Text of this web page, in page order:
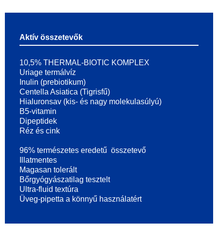
Aktív összetevők
10,5% THERMAL-BIOTIC KOMPLEX
Uriage termálvíz
Inulin (prebiotikum)
Centella Asiatica (Tigrisfű)
Hialuronsav (kis- és nagy molekulasúlyú)
B5-vitamin
Dipeptidek
Réz és cink
96% természetes eredetű összetevő
Illatmentes
Magasan tolerált
Bőrgyógyászatilag tesztelt
Ultra-fluid textúra
Üveg-pipetta a könnyű használatért